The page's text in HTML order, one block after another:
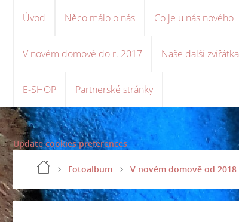
Úvod Něco málo o nás Co je u nás nového
V novém domově do r. 2017 Naše další zvířátka
E-SHOP Partnerské stránky
Update cookies preferences
Fotoalbum V novém domově od 2018